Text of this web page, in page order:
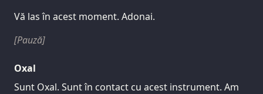
Vă las în acest moment. Adonai.
[Pauză]
Oxal
Sunt Oxal. Sunt în contact cu acest instrument. Am